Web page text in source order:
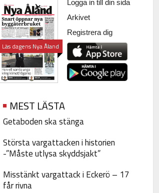
Läs dagens Nya Åland
Logga in till din sida
Arkivet
Registrera dig
MEST LÄSTA
Getaboden ska stänga
Största vargattacken i historien
-”Måste utlysa skyddsjakt”
Misstänkt vargattack i Eckerö – 17
får rivna